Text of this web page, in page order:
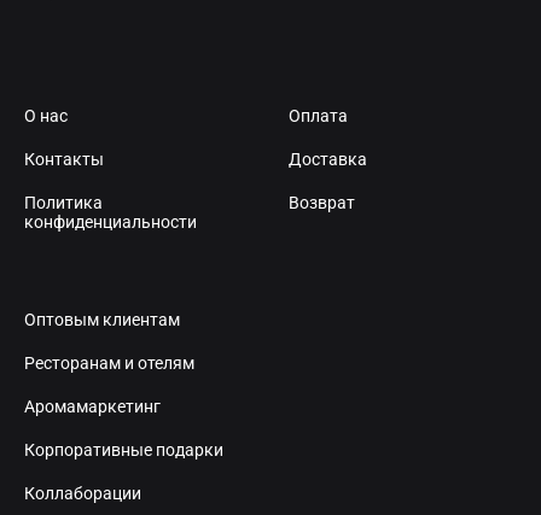
О нас
Контакты
Политика
конфиденциальности
Оплата
Доставка
Возврат
Оптовым клиентам
Ресторанам и отелям
Аромамаркетинг
Корпоративные подарки
Коллаборации